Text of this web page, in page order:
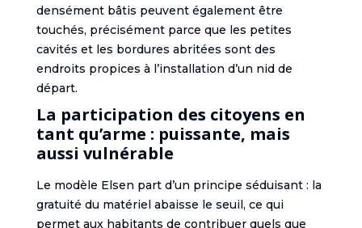
densément bâtis peuvent également être
touchés, précisément parce que les petites
cavités et les bordures abritées sont des
endroits propices à l’installation d’un nid de
départ.
La participation des citoyens en
tant qu’arme : puissante, mais
aussi vulnérable
Le modèle Elsen part d’un principe séduisant : la
gratuité du matériel abaisse le seuil, ce qui
permet aux habitants de contribuer quels que